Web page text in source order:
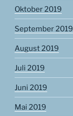
Oktober 2019
September 2019
August 2019
Juli 2019
Juni 2019
Mai 2019